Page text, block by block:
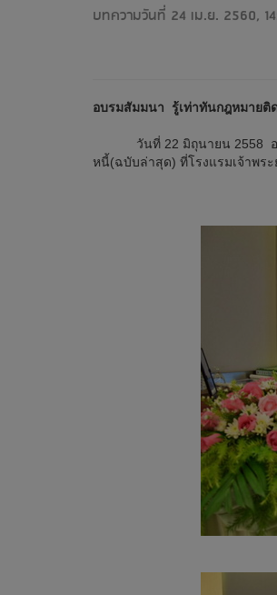
บทความวันที่ 24 เม.ย. 2560,
อบรมสัมมนา รู้เท่าทันกฎหมาย
วันที่ 22 มิถุนายน 2558 อ.เด
หนี้(ฉบับล่าสุด) ที่โรงแรมเจ้าพร